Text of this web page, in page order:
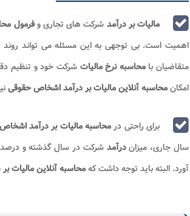
مالیات بر درآمد شرکت های تجاری وفرمول
اهمیت است. بی توجهی به این مسئله می تواند
متقاضیان بامحاسبه نرخ مالیات شرکت خود و تنظیم
امکانمحاسبه آنلاین مالیات بر درآمد اشخاص حقوقی
برای راحتی درمحاسبه مالیات بر درآمد
سال جاری، میزاندرآمد شرکت در سال گذشته و درصد
آورد. البته باید توجه داشت کهمحاسبه آنلاین مالیات